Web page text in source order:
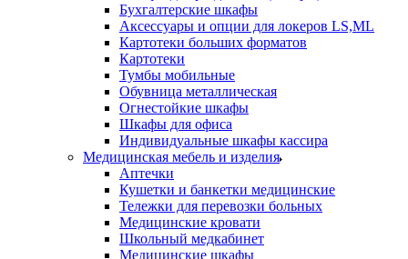
Бухгалтерские шкафы
Аксессуары и опции для локеров LS,ML
Картотеки больших форматов
Картотеки
Тумбы мобильные
Обувница металлическая
Огнестойкие шкафы
Шкафы для офиса
Индивидуальные шкафы кассира
Медицинская мебель и изделия
Аптечки
Кушетки и банкетки медицинские
Тележки для перевозки больных
Медицинские кровати
Школьный медкабинет
Медицинские шкафы